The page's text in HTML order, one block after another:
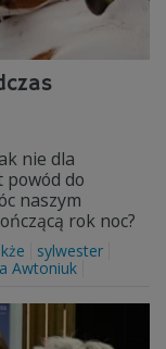
nie dla
powód do
naszym
rok noc?
sylwester
Awtoniuk